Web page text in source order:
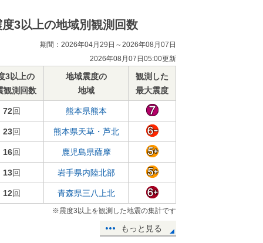
度3以上の地域別観測回数
期間：2026年04月29日～2026年08月07日
2026年08月07日05:00更新
3以上の
観測回数
地域震度の
地域
観測した
最大震度
72回 熊本県熊本
23回 熊本県天草・芦北
16回 鹿児島県薩摩
13回 岩手県内陸北部
12回 青森県三八上北
※震度3以上を観測した地震の集計です
もっと見る